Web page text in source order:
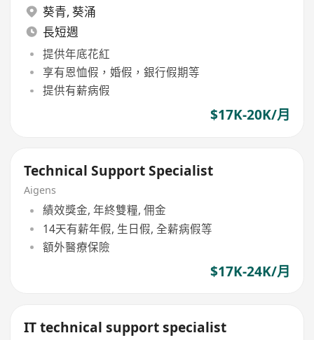
葵青, 葵涌
長短週
提供年底花紅
享有恩恤假，婚假，銀行假期等
提供有薪病假
$17K-20K/月
Technical Support Specialist
Aigens
績效獎金, 年終雙糧, 佣金
14天有薪年假, 生日假, 全薪病假等
額外醫療保險
$17K-24K/月
IT technical support specialist